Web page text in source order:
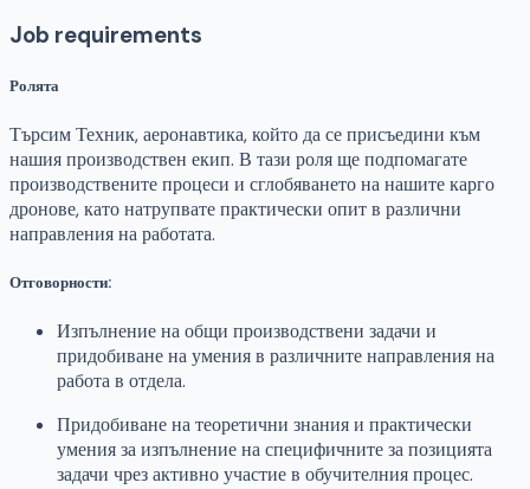
Job requirements
Ролята
Търсим Техник, аеронавтика, който да се присъедини към
нашия производствен екип. В тази роля ще подпомагате
производствените процеси и сглобяването на нашите карго
дронове, като натрупвате практически опит в различни
направления на работата.
Отговорности:
Изпълнение на общи производствени задачи и
придобиване на умения в различните направления на
работа в отдела.
Придобиване на теоретични знания и практически
умения за изпълнение на специфичните за позицията
задачи чрез активно участие в обучителния процес.